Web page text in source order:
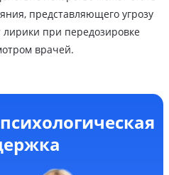
представляющего угрозу
при передозировке
врачей.